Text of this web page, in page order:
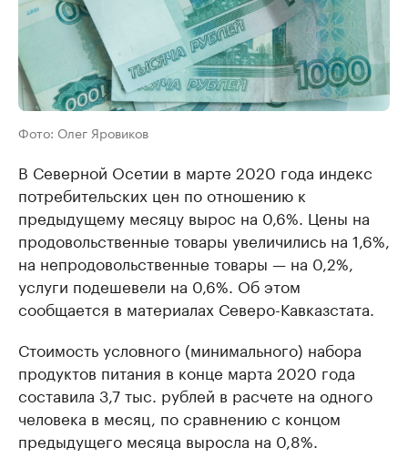
Фото: Олег Яровиков
В Северной Осетии в марте 2020 года индекс
потребительских цен по отношению к
предыдущему месяцу вырос на 0,6%. Цены на
продовольственные товары увеличились на 1,6%,
на непродовольственные товары — на 0,2%,
услуги подешевели на 0,6%. Об этом
сообщается в материалах Северо-Кавказстата.
Стоимость условного (минимального) набора
продуктов питания в конце марта 2020 года
составила 3,7 тыс. рублей в расчете на одного
человека в месяц, по сравнению с концом
предыдущего месяца выросла на 0,8%.